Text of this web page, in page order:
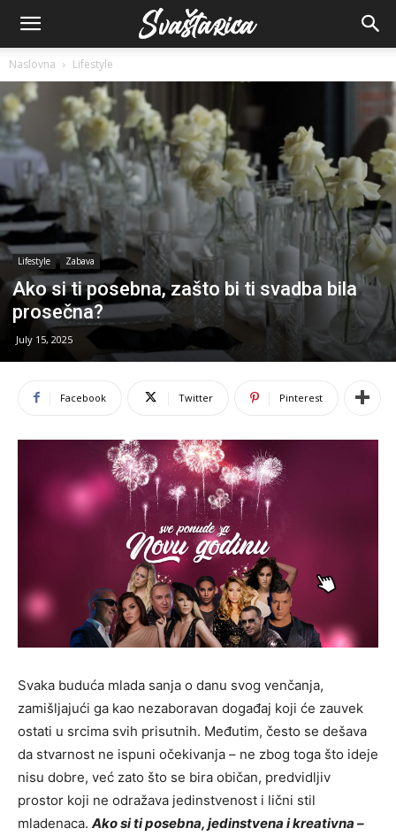
Naslovna Lifestyle
Lifestyle Zabava
Ako si ti posebna, zašto bi ti svadba bila
prosečna?
July 15, 2025
Facebook Twitter Pinterest
Svaka buduća mlada sanja o danu svog venčanja,
zamišljajući ga kao nezaboravan događaj koji će zauvek
ostati u srcima svih prisutnih. Međutim, često se dešava
da stvarnost ne ispuni očekivanja – ne zbog toga što ideje
nisu dobre, već zato što se bira običan, predvidljiv
prostor koji ne odražava jedinstvenost i lični stil
mladenaca. Ako si ti posebna, jedinstvena i kreativna –